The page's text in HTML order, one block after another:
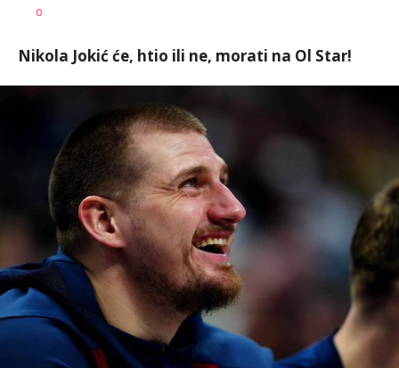
AUTOR
0
Nikola Jokić će, htio ili ne, morati na Ol Star!